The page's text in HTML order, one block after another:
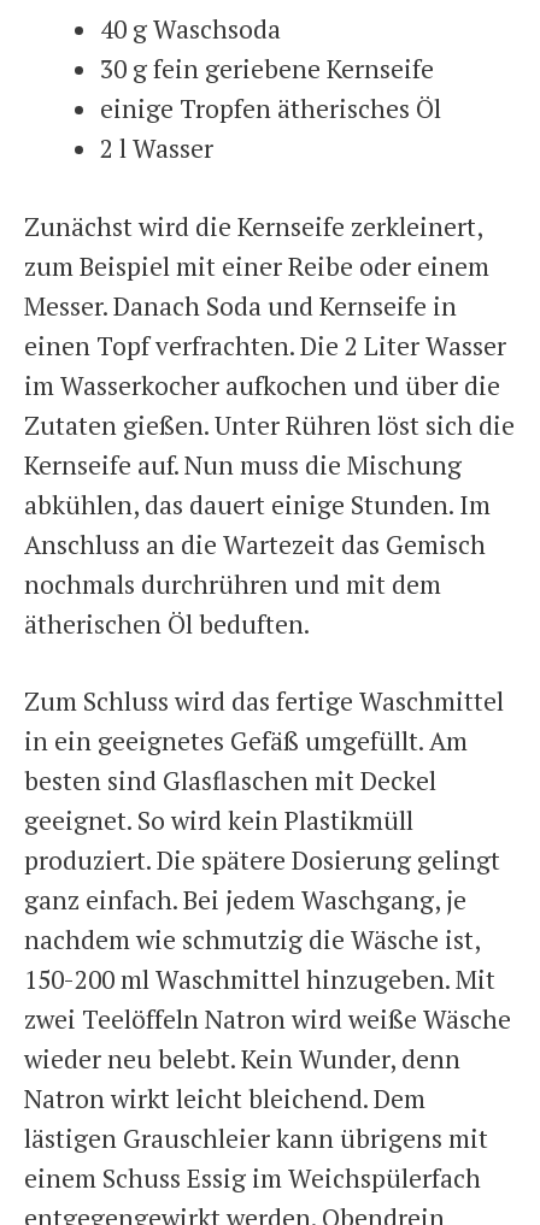
40 g Waschsoda
30 g fein geriebene Kernseife
einige Tropfen ätherisches Öl
2 l Wasser
Zunächst wird die Kernseife zerkleinert,
zum Beispiel mit einer Reibe oder einem
Messer. Danach Soda und Kernseife in
einen Topf verfrachten. Die 2 Liter Wasser
im Wasserkocher aufkochen und über die
Zutaten gießen. Unter Rühren löst sich die
Kernseife auf. Nun muss die Mischung
abkühlen, das dauert einige Stunden. Im
Anschluss an die Wartezeit das Gemisch
nochmals durchrühren und mit dem
ätherischen Öl beduften.
Zum Schluss wird das fertige Waschmittel
in ein geeignetes Gefäß umgefüllt. Am
besten sind Glasflaschen mit Deckel
geeignet. So wird kein Plastikmüll
produziert. Die spätere Dosierung gelingt
ganz einfach. Bei jedem Waschgang, je
nachdem wie schmutzig die Wäsche ist,
150-200 ml Waschmittel hinzugeben. Mit
zwei Teelöffeln Natron wird weiße Wäsche
wieder neu belebt. Kein Wunder, denn
Natron wirkt leicht bleichend. Dem
lästigen Grauschleier kann übrigens mit
einem Schuss Essig im Weichspülerfach
entgegengewirkt werden. Obendrein